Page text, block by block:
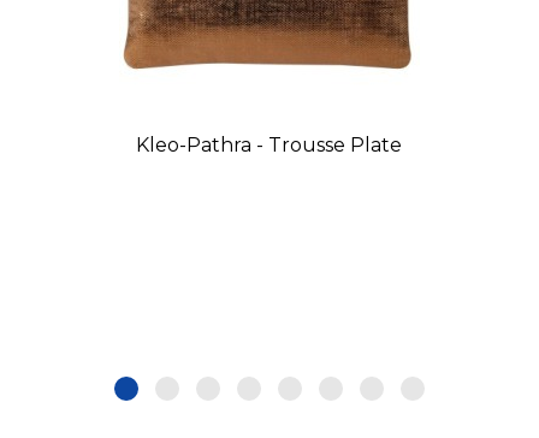
Kleo-Pathra - Trousse Plate